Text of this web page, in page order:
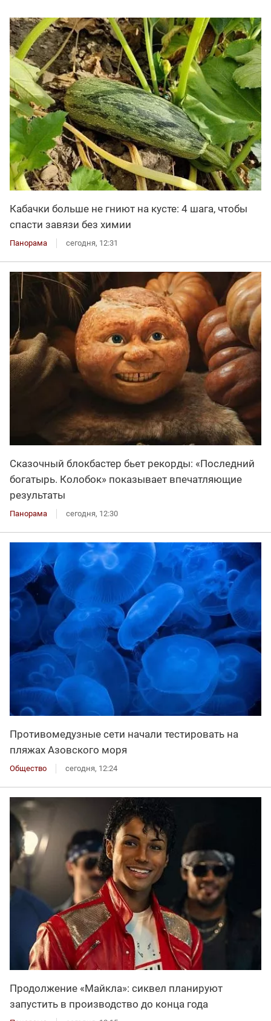
Кабачки больше не гниют на кусте: 4 шага, чтобы
спасти завязи без химии
Панорама сегодня, 12:31
Сказочный блокбастер бьет рекорды: «Последний
богатырь. Колобок» показывает впечатляющие
результаты
Панорама сегодня, 12:30
Противомедузные сети начали тестировать на
пляжах Азовского моря
Общество сегодня, 12:24
Продолжение «Майкла»: сиквел планируют
запустить в производство до конца года